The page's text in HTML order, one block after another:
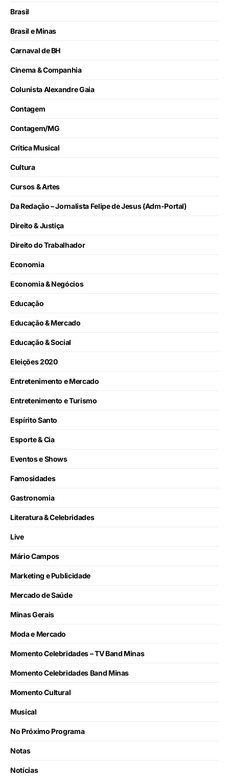
Brasil
Brasil e Minas
Carnaval de BH
Cinema & Companhia
Colunista Alexandre Gaia
Contagem
Contagem/MG
Crítica Musical
Cultura
Cursos & Artes
Da Redação – Jornalista Felipe de Jesus (Adm-Portal)
Direito & Justiça
Direito do Trabalhador
Economia
Economia & Negócios
Educação
Educação & Mercado
Educação & Social
Eleições 2020
Entretenimento e Mercado
Entretenimento e Turismo
Espírito Santo
Esporte & Cia
Eventos e Shows
Famosidades
Gastronomia
Literatura & Celebridades
Live
Mário Campos
Marketing e Publicidade
Mercado de Saúde
Minas Gerais
Moda e Mercado
Momento Celebridades – TV Band Minas
Momento Celebridades Band Minas
Momento Cultural
Musical
No Próximo Programa
Notas
Notícias